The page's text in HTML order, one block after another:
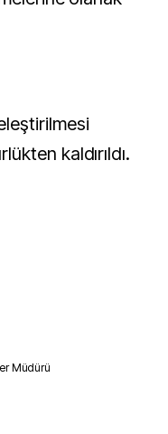
kaldırıldı.
Müdürü